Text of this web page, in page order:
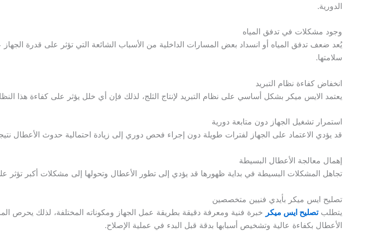
الدورية.
وجود مشكلات في تدفق المياه
يُعد ضعف تدفق المياه أو انسداد بعض المسارات الداخلية من الأسباب الشائعة التي تؤثر على قدرة
سلامتها.
انخفاض كفاءة نظام التبريد
يعتمد الايس ميكر بشكل أساسي على نظام التبريد لإنتاج الثلج، لذلك فإن أي خلل يؤثر على كفاءة هذا
استمرار تشغيل الجهاز دون متابعة دورية
قد يؤدي الاعتماد على الجهاز لفترات طويلة دون إجراء فحص دوري إلى زيادة احتمالية حدوث الأعطال
إهمال معالجة الأعطال البسيطة
تجاهل المشكلات البسيطة في بداية ظهورها قد يؤدي إلى تطور الأعطال وتحولها إلى مشكلات أكبر تؤثر
تصليح ايس ميكر بأيدي فنيين متخصصين
يتطلبتصليح ايس ميكر خبرة فنية ومعرفة دقيقة بطريقة عمل الجهاز ومكوناته المختلفة، لذلك يحرص
الأعطال بكفاءة عالية وتشخيص أسبابها بدقة قبل البدء في عملية الإصلاح.